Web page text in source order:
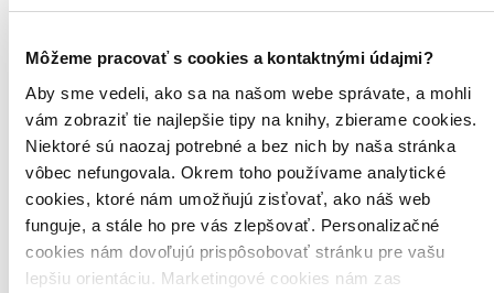
Môžeme pracovať s cookies a kontaktnými údajmi?
Aby sme vedeli, ako sa na našom webe správate, a mohli
vám zobraziť tie najlepšie tipy na knihy, zbierame cookies.
Niektoré sú naozaj potrebné a bez nich by naša stránka
vôbec nefungovala. Okrem toho používame analytické
cookies, ktoré nám umožňujú zisťovať, ako náš web
funguje, a stále ho pre vás zlepšovať. Personalizačné
cookies nám dovoľujú prispôsobovať stránku pre vašu
lepšiu orientáciu. Marketingové cookies nám zas
Miro Jaroš
1. diel série
Pesničky pre (ne)poslušné deti
Popis: Pred rokom vydal Miro Jaroš album "Pesničky pre
(ne)poslušné deti" a záujem o jeho detskú tvorbu okamžite
vzrástol...
DVD film
9,10 €
Do 1 – 6 dní
Tento produkt momentálne nemáme na sklade, ale zvyčajne
vám ho vieme zabezpečiť a odoslať do 1 – 6 dní. A
posnažíme sa aj trochu rýchlejšie!
Pridať do zoznamu